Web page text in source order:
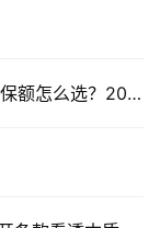
选？2025竞品对比